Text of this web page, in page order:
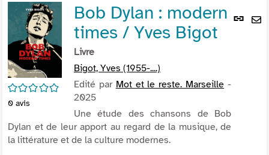
Lien
/5
0 avis
Bob Dylan : modern
times / Yves Bigot
Livre
Bigot, Yves (1955-....)
Edité par Mot et le reste. Marseille -
2025
Une étude des chansons de Bob
Dylan et de leur apport au regard de la musique, de
la littérature et de la culture modernes.